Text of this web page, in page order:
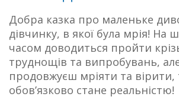
Добра казка про маленьке
дівчинку, в якої була мрія! На
часом доводиться пройти
труднощів та випробувань,
продовжуєш мріяти та вірити,
обов’язково стане реальністю!